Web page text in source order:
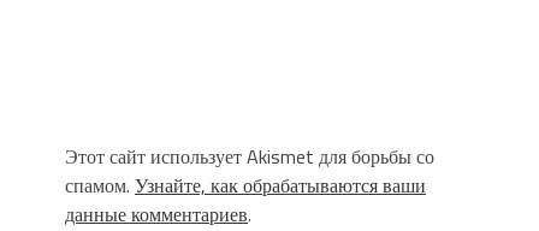
Этот сайт использует Akismet для борьбы со
спамом. Узнайте, как обрабатываются ваши
данные комментариев.